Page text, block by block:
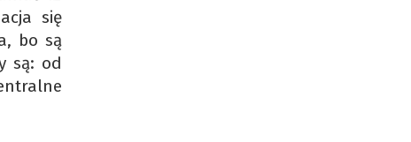
się
bo są
są: od